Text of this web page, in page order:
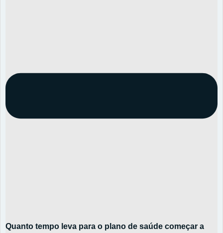
Quanto tempo leva para o plano de saúde começar a